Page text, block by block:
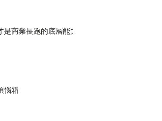
是商業長跑的底層能力
惱箱